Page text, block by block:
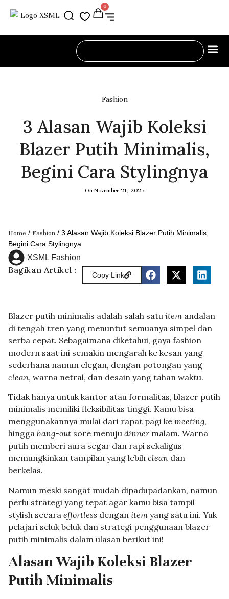
0
Fashion
3 Alasan Wajib Koleksi
Blazer Putih Minimalis,
Begini Cara Stylingnya
On November 21, 2025
Home / Fashion / 3 Alasan Wajib Koleksi Blazer Putih Minimalis,
Begini Cara Stylingnya
XSML Fashion
Bagikan Artikel : Copy Link
Blazer putih minimalis adalah salah satu item andalan
di tengah tren yang menuntut semuanya simpel dan
serba cepat. Sebagaimana diketahui, gaya fashion
modern saat ini semakin mengarah ke kesan yang
sederhana namun elegan, dengan potongan yang
clean, warna netral, dan desain yang tahan waktu.
Tidak hanya untuk kantor atau formalitas, blazer putih
minimalis memiliki fleksibilitas tinggi. Kamu bisa
menggunakannya mulai dari rapat pagi ke meeting,
hingga hang-out sore menuju dinnermalam. Warna
putih memberi aura segar dan rapi sekaligus
memungkinkan tampilan yang lebih clean dan
berkelas.
Namun meski sangat mudah dipadupadankan, namun
perlu strategi yang tepat agar kamu bisa tampil
stylish secara effortless dengan item yang satu ini. Yuk
pelajari seluk beluk dan strategi penggunaan blazer
putih minimalis dalam ulasan berikut ini!
Alasan Wajib Koleksi Blazer
Putih Minimalis